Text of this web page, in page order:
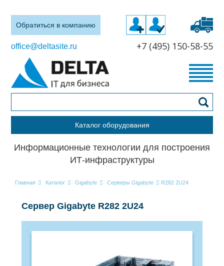
Обратиться в компанию
office@deltasite.ru +7 (495) 150-58-55
Каталог оборудования
Информационные технологии для построения
ИТ-инфраструктуры
Главная Каталог Gigabyte Серверы Gigabyte R282 2U24
Сервер Gigabyte R282 2U24